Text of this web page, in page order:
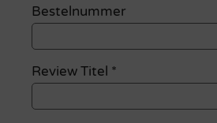
Bestelnummer
Review Titel *